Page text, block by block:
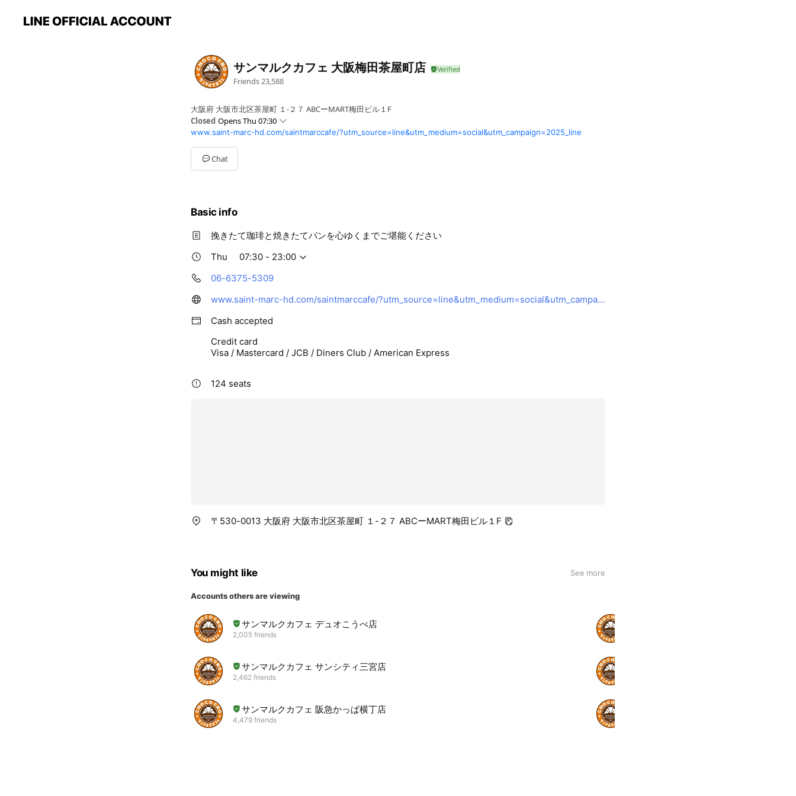
サンマルクカフェ 大阪梅田茶屋町店
Friends 23,588
大阪府 大阪市北区茶屋町 １-２７ ABCーMART梅田ビル１F
Closed Opens Thu 07:30
Mon07:30 - 23:00
Tue07:30 - 23:00
Wed07:30 - 23:00
Thu07:30 - 23:00
www.saint-marc-hd.com/saintmarccafe/?utm_source=line&utm_medium=social&utm_campaign=2025_line
Chat
Basic info
挽きたて珈琲と焼きたてパンを心ゆくまでご堪能ください
Thu
07:30 - 23:00
06-6375-5309
www.saint-marc-hd.com/saintmarccafe/?utm_source=line&utm_medium=social&utm_campaign=2025_line
Cash accepted
Credit card
Visa / Mastercard / JCB / Diners Club / American Express
124 seats
〒530-0013 大阪府 大阪市北区茶屋町 １-２７ ABCーMART梅田ビル１F
You might like See more
Accounts others are viewing
サンマルクカフェ デュオこうべ店
2,005 friends
サンマルクカフェ サンシティ三宮店
2,462 friends
サンマルクカフェ 阪急かっぱ横丁店
4,479 friends